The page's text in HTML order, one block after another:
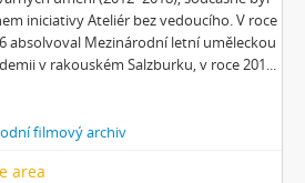
punč
okrasné zahrádky – Unsere Gärten
je cukr, co už se neuzdraví
jedince
iniciativy Ateliér bez vedoucího. V roce
absolvoval Mezinárodní letní uměleckou
v rakouském Salzburku, v roce 201...
filmový archiv
area